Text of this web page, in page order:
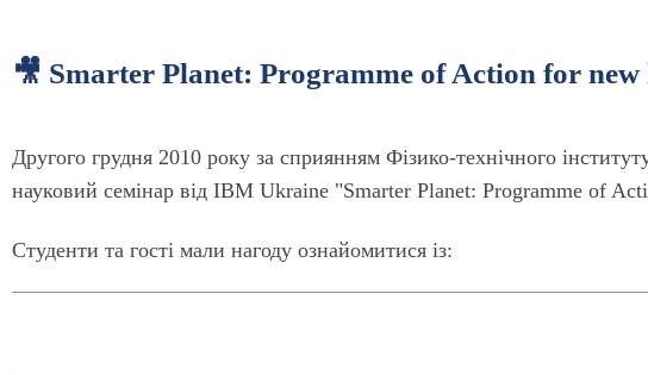
🎥 Smarter Planet: Programme of Action for new
Другого грудня 2010 року за сприянням Фізико-технічного
науковий семінар від IBM Ukraine "Smarter Planet: Programme of
Студенти та гості мали нагоду ознайомитися із: